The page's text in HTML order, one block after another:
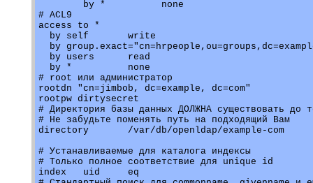
# ACL9
access to *
  by self       write
by
  by users      read
  by *          none
# root или администратор
rootdn "cn=jimbob, dc=example, dc=com"
rootpw dirtysecret
# Директория базы данных ДОЛЖНА существовать
# Не забудьте поменять путь на подходящий Вам
directory	/var/db/openldap/example-com
# Устанавливаемые для каталога индексы
# Только полное соответствие для unique id
index	uid	eq